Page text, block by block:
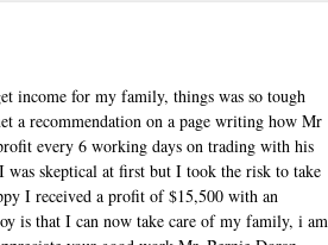
income for my family, things was so tough
a recommendation on a page writing how Mr
every 6 working days on trading with his
was skeptical at first but I took the risk to take
I received a profit of $15,500 with an
is that I can now take care of my family, i am